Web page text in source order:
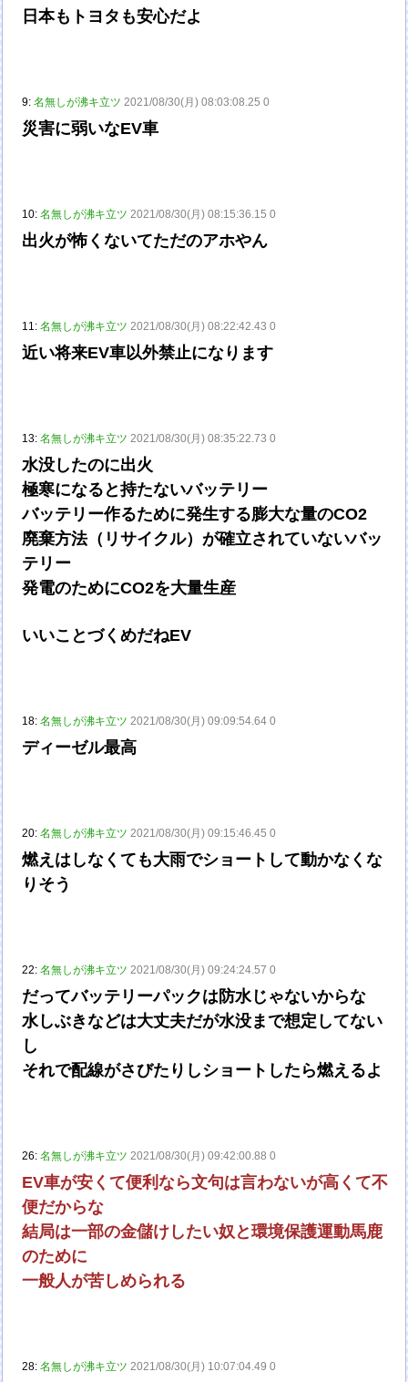
日本もトヨタも安心だよ
9:名無しが沸キ立ツ 2021/08/30(月) 08:03:08.25 0
災害に弱いなEV車
10:名無しが沸キ立ツ 2021/08/30(月) 08:15:36.15 0
出火が怖くないてただのアホやん
11:名無しが沸キ立ツ 2021/08/30(月) 08:22:42.43 0
近い将来EV車以外禁止になります
13:名無しが沸キ立ツ 2021/08/30(月) 08:35:22.73 0
水没したのに出火
極寒になると持たないバッテリー
バッテリー作るために発生する膨大な量のCO2
廃棄方法（リサイクル）が確立されていないバッ
テリー
発電のためにCO2を大量生産
いいことづくめだねEV
18:名無しが沸キ立ツ 2021/08/30(月) 09:09:54.64 0
ディーゼル最高
20:名無しが沸キ立ツ 2021/08/30(月) 09:15:46.45 0
燃えはしなくても大雨でショートして動かなくな
りそう
22:名無しが沸キ立ツ 2021/08/30(月) 09:24:24.57 0
だってバッテリーパックは防水じゃないからな
水しぶきなどは大丈夫だが水没まで想定してない
し
それで配線がさびたりしショートしたら燃えるよ
26:名無しが沸キ立ツ 2021/08/30(月) 09:42:00.88 0
EV車が安くて便利なら文句は言わないが高くて不
便だからな
結局は一部の金儲けしたい奴と環境保護運動馬鹿
のために
一般人が苦しめられる
28:名無しが沸キ立ツ 2021/08/30(月) 10:07:04.49 0